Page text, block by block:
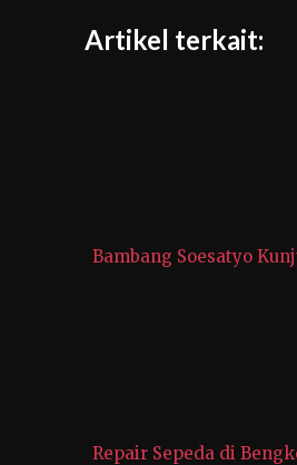
Artikel terkait:
Bambang Soesatyo
Repair Sepeda di